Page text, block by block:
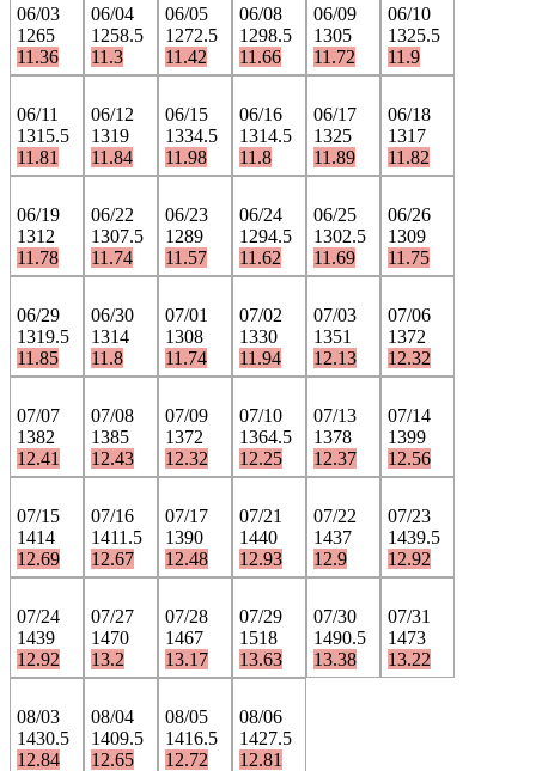
06/03
1265
11.36
06/04
1258.5
11.3
06/05
1272.5
11.42
06/08
1298.5
11.66
06/09
1305
11.72
06/10
1325.5
11.9
06/11
1315.5
11.81
06/12
1319
11.84
06/15
1334.5
11.98
06/16
1314.5
11.8
06/17
1325
11.89
06/18
1317
11.82
06/19
1312
11.78
06/22
1307.5
11.74
06/23
1289
11.57
06/24
1294.5
11.62
06/25
1302.5
11.69
06/26
1309
11.75
06/29
1319.5
11.85
06/30
1314
11.8
07/01
1308
11.74
07/02
1330
11.94
07/03
1351
12.13
07/06
1372
12.32
07/07
1382
12.41
07/08
1385
12.43
07/09
1372
12.32
07/10
1364.5
12.25
07/13
1378
12.37
07/14
1399
12.56
07/15
1414
12.69
07/16
1411.5
12.67
07/17
1390
12.48
07/21
1440
12.93
07/22
1437
12.9
07/23
1439.5
12.92
07/24
1439
12.92
07/27
1470
13.2
07/28
1467
13.17
07/29
1518
13.63
07/30
1490.5
13.38
07/31
1473
13.22
08/03
1430.5
12.84
08/04
1409.5
12.65
08/05
1416.5
12.72
08/06
1427.5
12.81